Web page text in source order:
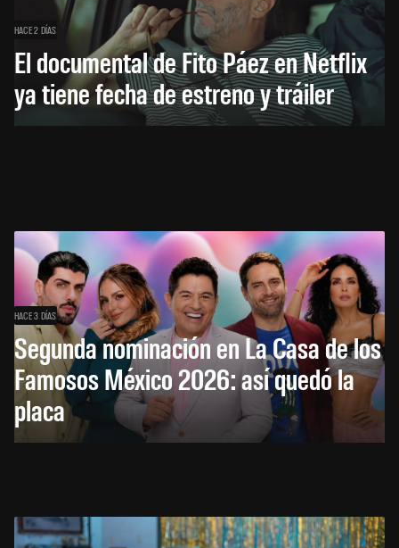
HACE 2 DÍAS
El documental de Fito Páez en Netflix
ya tiene fecha de estreno y tráiler
HACE 3 DÍAS
Segunda nominación en La Casa de los
Famosos México 2026: así quedó la
placa